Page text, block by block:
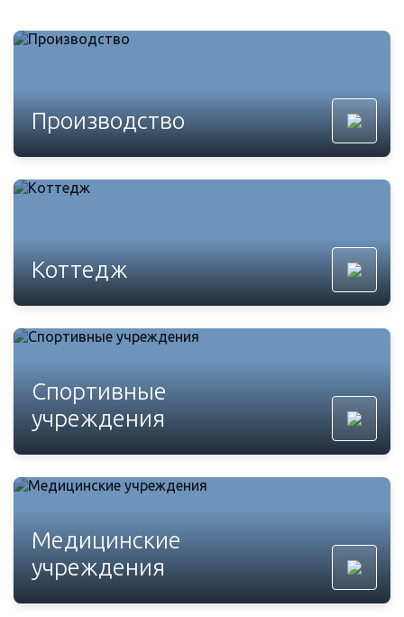
Производство
Коттедж
Спортивные
учреждения
Медицинские
учреждения